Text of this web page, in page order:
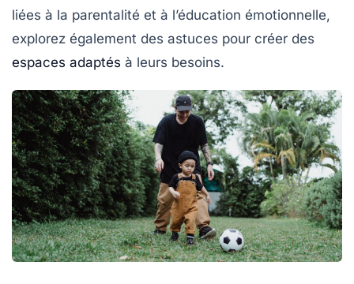
liées à la parentalité et à l’éducation émotionnelle,
explorez également des astuces pour créer des
espaces adaptés à leurs besoins.